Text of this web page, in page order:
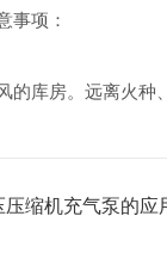
项：
库房。远离火种、
缩机充气泵的应